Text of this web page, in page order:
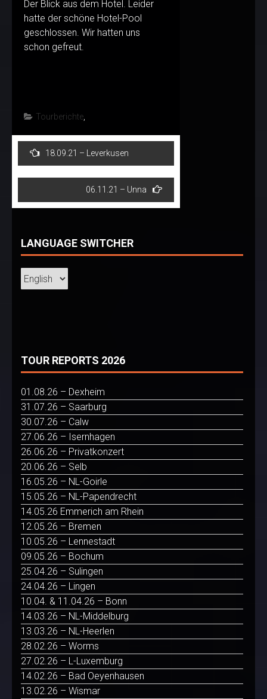
Der Blick aus dem Hotel. Leider
hatte der schöne Hotel-Pool
geschlossen. Wir hatten uns
schon gefreut.
Tourberichte
Post
navigation
18.09.21 – Leverkusen
06.11.21 – Unna
LANGUAGE SWITCHER
TOUR REPORTS 2026
01.08.26 – Dexheim
31.07.26 – Saarburg
30.07.26 – Calw
27.06.26 – Isernhagen
26.06.26 – Privatkonzert
20.06.26 – Selb
16.05.26 – NL-Goirle
15.05.26 – NL-Papendrecht
14.05.26 Emmerich am Rhein
12.05.26 – Bremen
10.05.26 – Lennestadt
09.05.26 – Bochum
25.04.26 – Sulingen
24.04.26 – Lingen
10.04. & 11.04.26 – Bonn
14.03.26 – NL-Middelburg
13.03.26 – NL-Heerlen
28.02.26 – Worms
27.02.26 – L-Luxemburg
14.02.26 – Bad Oeyenhausen
13.02.26 – Wismar